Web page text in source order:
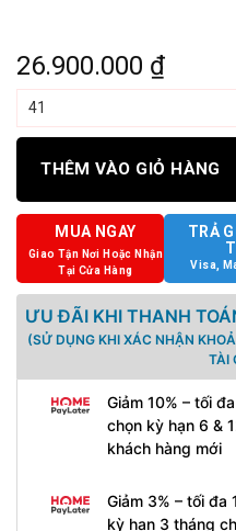
26.900.000 ₫
THÊM VÀO GIỎ HÀNG
MUA NGAY
Giao Tận Nơi Hoặc Nhận
Tại Cửa Hàng
TRẢ
Visa,
ƯU ĐÃI KHI THANH
(SỬ DỤNG KHI XÁC NHẬN
TÀI
Giảm 10% – tối
chọn kỳ hạn 6 &
khách hàng mới
Giảm 3% – tối
kỳ hạn 3 tháng